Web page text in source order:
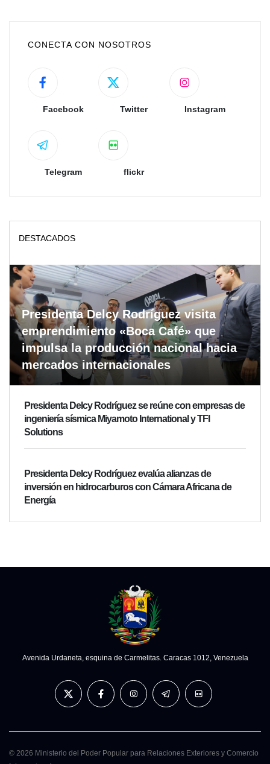
CONECTA CON NOSOTROS
Facebook Twitter Instagram
Telegram flickr
DESTACADOS
Presidenta Delcy Rodríguez visita
emprendimiento «Boca Café» que
impulsa la producción nacional hacia
mercados internacionales
Presidenta Delcy Rodríguez se reúne con empresas de
ingeniería sísmica Miyamoto International y TFI
Solutions
Presidenta Delcy Rodríguez evalúa alianzas de
inversión en hidrocarburos con Cámara Africana de
Energía
Avenida Urdaneta, esquina de Carmelitas. Caracas 1012, Venezuela
© 2026 Ministerio del Poder Popular para Relaciones Exteriores y Comercio